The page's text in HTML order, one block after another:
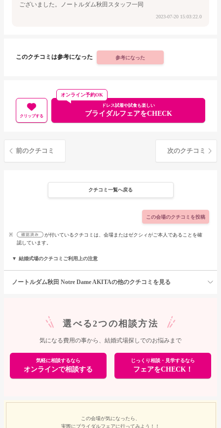
ございました。
ノートルダム秋田 スタッフ一同
2023-07-20 15:03:22.0
このクチコミは参考になった 参考になった
クリップする
ドレス試着や試食も楽しい
ブライダルフェアをCHECK
オンライン予約OK
前のクチコミ 次のクチコミ
クチコミ一覧へ戻る
この会場のクチコミを投稿
※
が付いているクチコミは、会場またはゼクシィがご本人であることを確
認しています。
結婚式場のクチコミご利用上の注意
ノートルダム秋田 Notre Dame AKITAの他のクチコミを見る
選べる2つの相談方法
気になる費用の事から、結婚式場探しでのお悩みまで
気軽に相談するなら
オンラインで相談する
じっくり相談・見学するなら
フェアをCHECK！
この会場が気になったら、
実際にブライダルフェアに行ってみよう！！